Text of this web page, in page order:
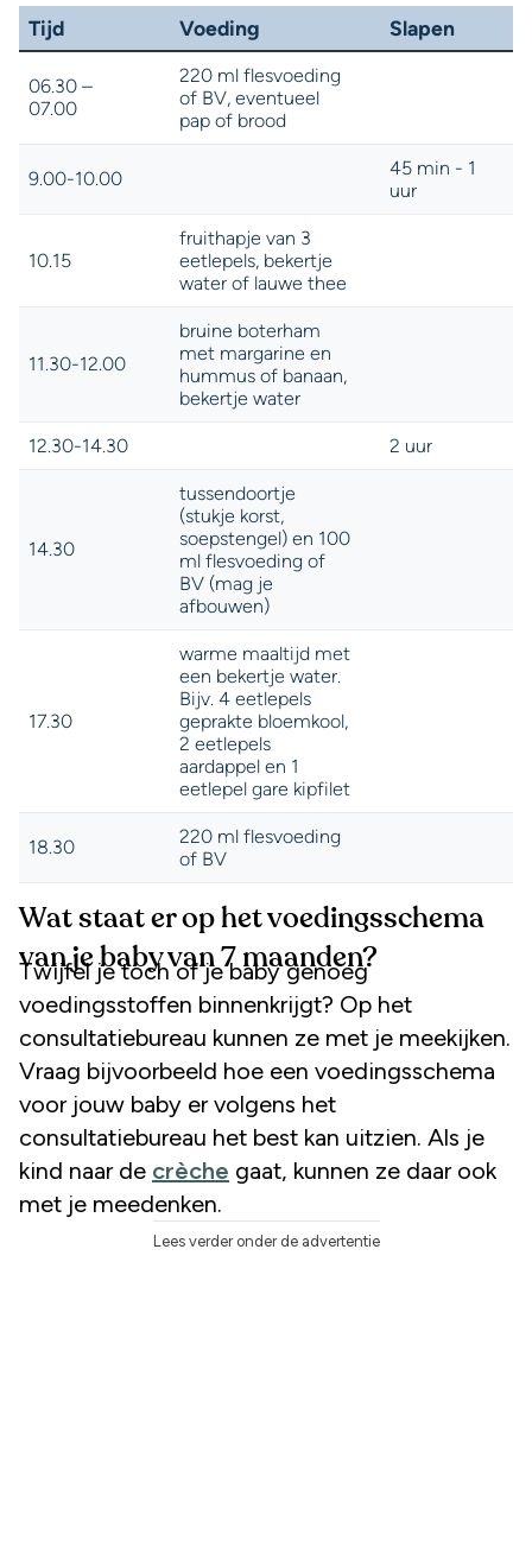
Wat staat er op het voedingsschema
van je baby van 7 maanden?
Twijfel je toch of je baby genoeg
voedingsstoffen binnenkrijgt? Op het
consultatiebureau kunnen ze met je meekijken.
Vraag bijvoorbeeld hoe een voedingsschema
voor jouw baby er volgens het
consultatiebureau het best kan uitzien. Als je
kind naar de crèche gaat, kunnen ze daar ook
met je meedenken.
Lees verder onder de advertentie